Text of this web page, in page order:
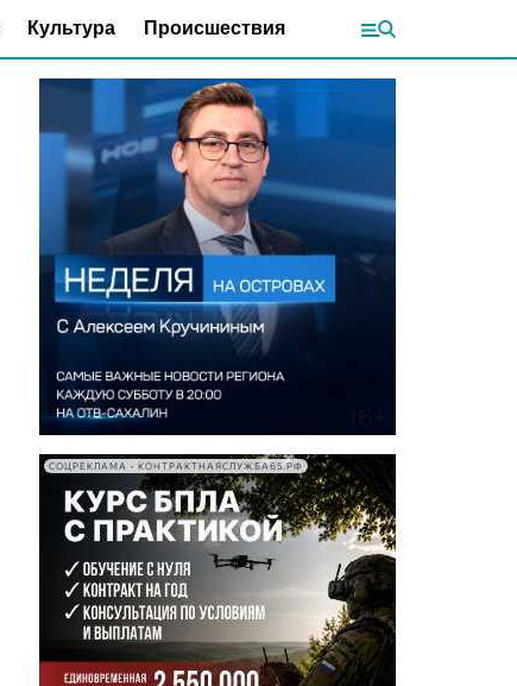
Культура Происшествия
СОЦРЕКЛАМА • КОНТРАКТНАЯСЛУЖБА65.РФ